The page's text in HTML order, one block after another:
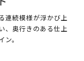
連続模様が浮かび上
、奥行きのある仕上
。